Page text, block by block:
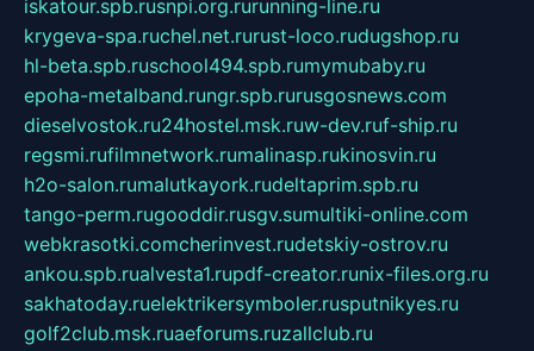
iskatour.spb.rusnpi.org.rurunning-line.ru
krygeva-spa.ruchel.net.rurust-loco.rudugshop.ru
hl-beta.spb.ruschool494.spb.rumymubaby.ru
epoha-metalband.rungr.spb.rurusgosnews.com
dieselvostok.ru24hostel.msk.ruw-dev.ruf-ship.ru
regsmi.rufilmnetwork.rumalinasp.rukinosvin.ru
h2o-salon.rumalutkayork.rudeltaprim.spb.ru
tango-perm.rugooddir.rusgv.sumultiki-online.com
webkrasotki.comcherinvest.rudetskiy-ostrov.ru
ankou.spb.rualvesta1.rupdf-creator.runix-files.org.ru
sakhatoday.ruelektrikersymboler.rusputnikyes.ru
golf2club.msk.ruaeforums.ruzallclub.ru